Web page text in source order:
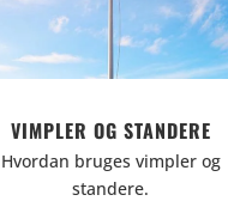
VIMPLER OG STANDERE
Hvordan bruges vimpler og
standere.